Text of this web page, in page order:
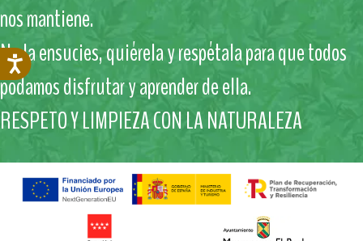
nos mantiene.
No la ensucies, quiérela y respétala para que todos
podamos disfrutar y aprender de ella.
RESPETO Y LIMPIEZA CON LA NATURALEZA